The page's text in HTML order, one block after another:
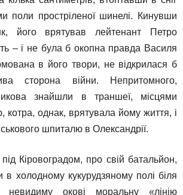
поли простріленої шинелі. Кинувши
його врятував лейтенант Петро
– і не була б окопна правда Василя
в його твори, не відкрилася б
сторона війни. Непритомного,
знайшли в траншеї, місцями
котра, однак, врятувала йому життя, і
шпиталю в Олександрії.
Кіровоградом, про свій батальйон,
в холодному кукурудзяному полі біля
окові моральну «лінію